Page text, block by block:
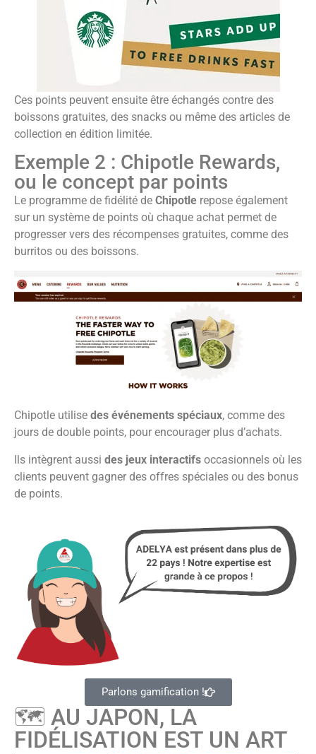
Ces points peuvent ensuite être échangés contre des
boissons gratuites, des snacks ou même des articles de
collection en édition limitée.
Exemple 2 : Chipotle Rewards,
ou le concept par points
Le programme de fidélité de Chipotle repose également
sur un système de points où chaque achat permet de
progresser vers des récompenses gratuites, comme des
burritos ou des boissons.
Chipotle utilise des événements spéciaux, comme des
jours de double points, pour encourager plus d’achats.
Ils intègrent aussi des jeux interactifs occasionnels où les
clients peuvent gagner des offres spéciales ou des bonus
de points.
Parlons gamification !
🗺️ AU JAPON, LA
FIDÉLISATION EST UN ART